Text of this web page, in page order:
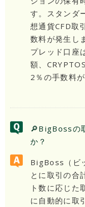
す。スタンダ
想通貨CFD取
数料が発生し
プレッド口座
額、
2％の手数料
🔎BigBossの
か？
BigBoss（ビ
とに取引の合
ト数に応じた
に自動的に取